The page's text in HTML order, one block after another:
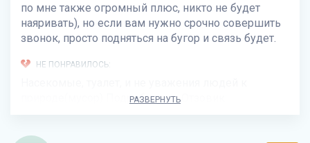
по мне также огромный плюс, никто не будет
наяривать), но если вам нужно срочно совершить
звонок, просто подняться на бугор и связь будет.
НЕ ПОНРАВИЛОСЬ:
природе(мусор) Подробнее на Отзовик:
РАЗВЕРНУТЬ